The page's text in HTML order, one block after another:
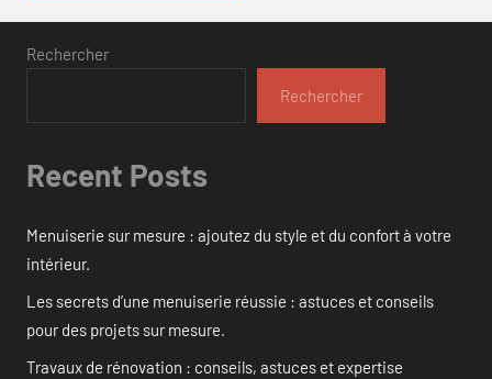
Rechercher
Rechercher
Recent Posts
Menuiserie sur mesure : ajoutez du style et du confort à votre
intérieur.
Les secrets d’une menuiserie réussie : astuces et conseils
pour des projets sur mesure.
Travaux de rénovation : conseils, astuces et expertise